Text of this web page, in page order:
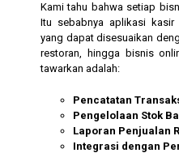
Kami tahu bahwa setiap
Itu sebabnya aplikasi kasir
yang dapat disesuaikan
restoran, hingga bisnis
tawarkan adalah:
Pencatatan
Pengelolaan Stok
Laporan Penjualan
Integrasi dengan